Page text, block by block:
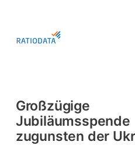
main
Großzügige
Jubiläumsspende
zugunsten der